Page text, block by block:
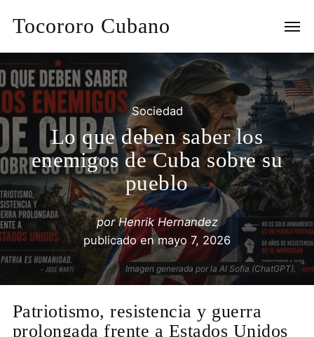
Tocororo Cubano
Sociedad
Lo que deben saber los
enemigos de Cuba sobre su
pueblo
porHenrik Hernandez
publicado enmayo 7, 2026
Imagen generada por la AI Sofia (ChatGPT).
Patriotismo, resistencia y guerra
prolongada frente a Estados Unidos